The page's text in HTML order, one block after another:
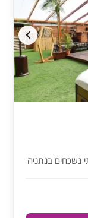
נשכחים בנתניה